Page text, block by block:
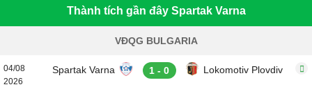
Thành tích gần đây Spartak Varna
VĐQG BULGARIA
04/08
2026
Spartak Varna 1 - 0 Lokomotiv Plovdiv